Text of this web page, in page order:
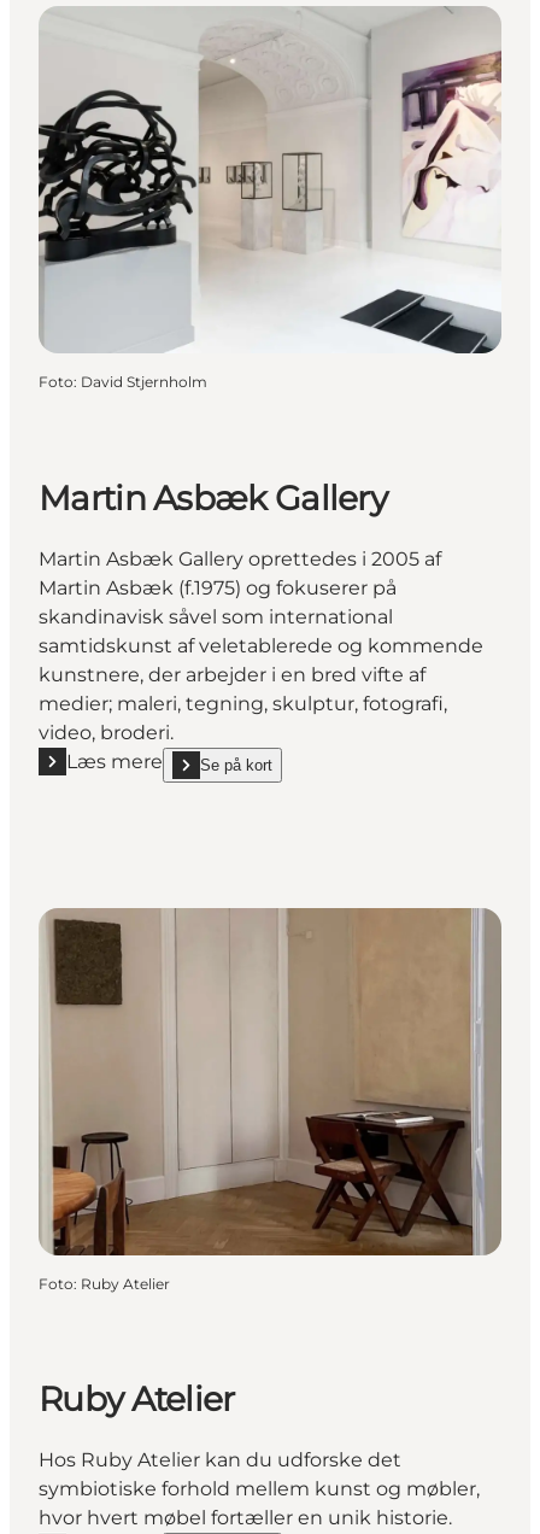
Foto: David Stjernholm
Martin Asbæk Gallery
Martin Asbæk Gallery oprettedes i 2005 af
Martin Asbæk (f.1975) og fokuserer på
skandinavisk såvel som international
samtidskunst af veletablerede og kommende
kunstnere, der arbejder i en bred vifte af
medier; maleri, tegning, skulptur, fotografi,
video, broderi.
Læs mere
Læs mere "Martin Asbæk Gallery"
Se på kort
show Martin Asbæk Gallery on_map
Foto: Ruby Atelier
Ruby Atelier
Hos Ruby Atelier kan du udforske det
symbiotiske forhold mellem kunst og møbler,
hvor hvert møbel fortæller en unik historie.